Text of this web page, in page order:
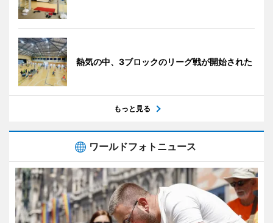
熱気の中、3ブロックのリーグ戦が開始された
もっと見る
ワールドフォトニュース